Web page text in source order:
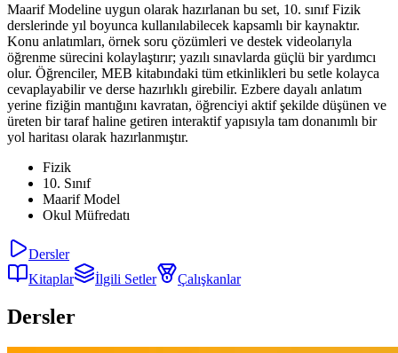
Maarif Modeline uygun olarak hazırlanan bu set, 10. sınıf Fizik
derslerinde yıl boyunca kullanılabilecek kapsamlı bir kaynaktır.
Konu anlatımları, örnek soru çözümleri ve destek videolarıyla
öğrenme sürecini kolaylaştırır; yazılı sınavlarda güçlü bir yardımcı
olur. Öğrenciler, MEB kitabındaki tüm etkinlikleri bu setle kolayca
cevaplayabilir ve derse hazırlıklı girebilir. Ezbere dayalı anlatım
yerine fiziğin mantığını kavratan, öğrenciyi aktif şekilde düşünen ve
üreten bir taraf haline getiren interaktif yapısıyla tam donanımlı bir
yol haritası olarak hazırlanmıştır.
Fizik
10. Sınıf
Maarif Model
Okul Müfredatı
Dersler
Kitaplar
İlgili Setler Çalışkanlar
Dersler